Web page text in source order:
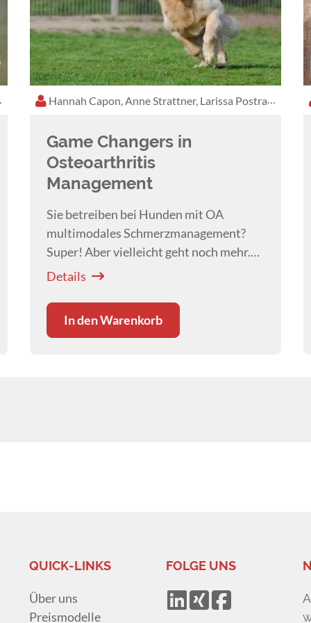
h Hannah Capon, Anne Strattner, Larissa Postrak
Game Changers in
Osteoarthritis
Management
Sie betreiben bei Hunden mit OA
multimodales Schmerzmanagement?
Super! Aber vielleicht geht noch mehr.
Wir sprechen über das häusliche
Details
In den Warenkorb
QUICK-LINKS
Über uns
Preismodelle
FOLGE UNS